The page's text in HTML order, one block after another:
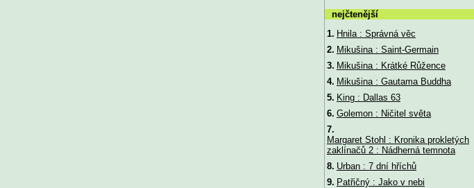
nejčtenější
1. Hnila : Správná věc
2. Mikušina : Saint-Germain
3. Mikušina : Krátké Růžence
4. Mikušina : Gautama Buddha
5. King : Dallas 63
6. Golemon : Ničitel světa
7.
Margaret Stohl : Kronika prokletých
zaklínačů 2 : Nádherná temnota
8. Urban : 7 dní hříchů
9. Patřičný : Jako v nebi